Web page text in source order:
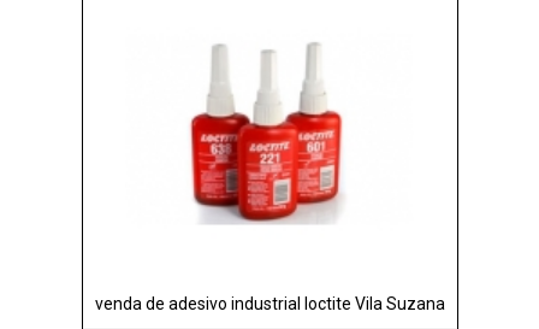
venda de adesivo industrial loctite Vila Suzana